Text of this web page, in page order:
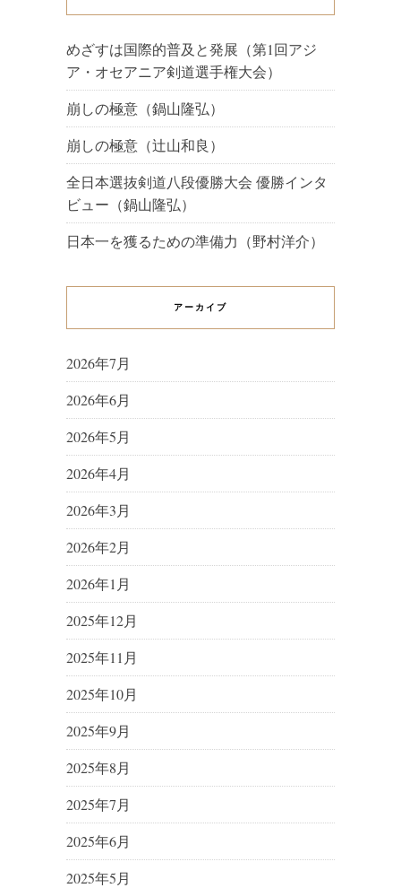
めざすは国際的普及と発展（第1回アジ
ア・オセアニア剣道選手権大会）
崩しの極意（鍋山隆弘）
崩しの極意（辻山和良）
全日本選抜剣道八段優勝大会 優勝インタ
ビュー（鍋山隆弘）
日本一を獲るための準備力（野村洋介）
アーカイブ
2026年7月
2026年6月
2026年5月
2026年4月
2026年3月
2026年2月
2026年1月
2025年12月
2025年11月
2025年10月
2025年9月
2025年8月
2025年7月
2025年6月
2025年5月